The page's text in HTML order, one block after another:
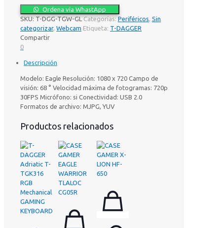
₡16.000.₡12.000.
TGW620
EAGLE
HD
720p
30fps
cantidad
Ordena vía WhastApp
SKU:T-DGG-TGW-GL Categorías:Periféricos, Sin
categorizar, Webcam Etiqueta: T-DAGGER
Compartir
0
Descripción
Modelo: Eagle Resolución: 1080 x 720 Campo de
visión: 68 ° Velocidad máxima de fotogramas: 720p
30FPS Micrófono: si Conectividad: USB 2.0
Formatos de archivo: MJPG, YUV
Productos relacionados